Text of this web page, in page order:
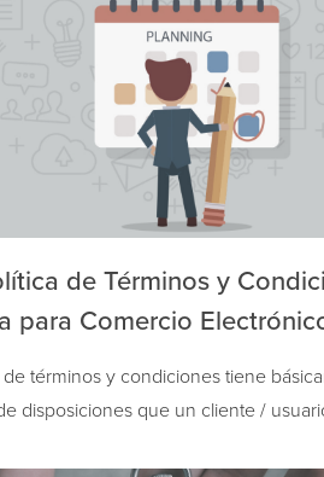
de Términos y
para Comercio
de términos y condiciones tiene
disposiciones que un cliente /